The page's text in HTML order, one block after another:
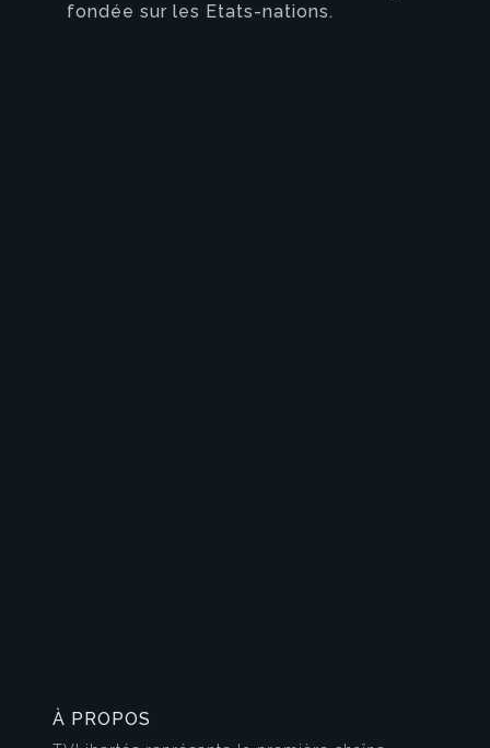
fondée sur les Etats-nations.
À PROPOS